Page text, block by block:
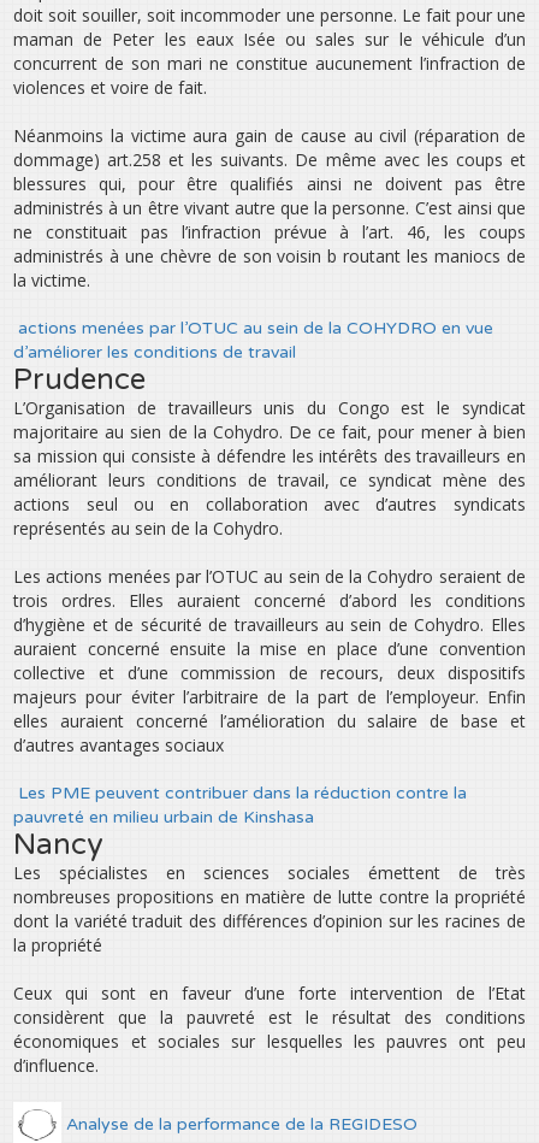
doit soit souiller, soit incommoder une personne. Le fait pour une
maman de Peter les eaux Isée ou sales sur le véhicule d’un
concurrent de son mari ne constitue aucunement l’infraction de
violences et voire de fait.
Néanmoins la victime aura gain de cause au civil (réparation de
dommage) art.258 et les suivants. De même avec les coups et
blessures qui, pour être qualifiés ainsi ne doivent pas être
administrés à un être vivant autre que la personne. C’est ainsi que
ne constituait pas l’infraction prévue à l’art. 46, les coups
administrés à une chèvre de son voisin b routant les maniocs de
la victime.
actions menées par l’OTUC au sein de la COHYDRO en vue
d’améliorer les conditions de travail
Prudence
L’Organisation de travailleurs unis du Congo est le syndicat
majoritaire au sien de la Cohydro. De ce fait, pour mener à bien
sa mission qui consiste à défendre les intérêts des travailleurs en
améliorant leurs conditions de travail, ce syndicat mène des
actions seul ou en collaboration avec d’autres syndicats
représentés au sein de la Cohydro.
Les actions menées par l’OTUC au sein de la Cohydro seraient de
trois ordres. Elles auraient concerné d’abord les conditions
d’hygiène et de sécurité de travailleurs au sein de Cohydro. Elles
auraient concerné ensuite la mise en place d’une convention
collective et d’une commission de recours, deux dispositifs
majeurs pour éviter l’arbitraire de la part de l’employeur. Enfin
elles auraient concerné l’amélioration du salaire de base et
d’autres avantages sociaux
Les PME peuvent contribuer dans la réduction contre la
pauvreté en milieu urbain de Kinshasa
Nancy
Les spécialistes en sciences sociales émettent de très
nombreuses propositions en matière de lutte contre la propriété
dont la variété traduit des différences d’opinion sur les racines de
la propriété
Ceux qui sont en faveur d’une forte intervention de l’Etat
considèrent que la pauvreté est le résultat des conditions
économiques et sociales sur lesquelles les pauvres ont peu
d’influence.
Analyse de la performance de la REGIDESO